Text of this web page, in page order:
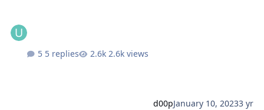
5 replies 2.6k views
d00pJanuary 10, 20233 yr